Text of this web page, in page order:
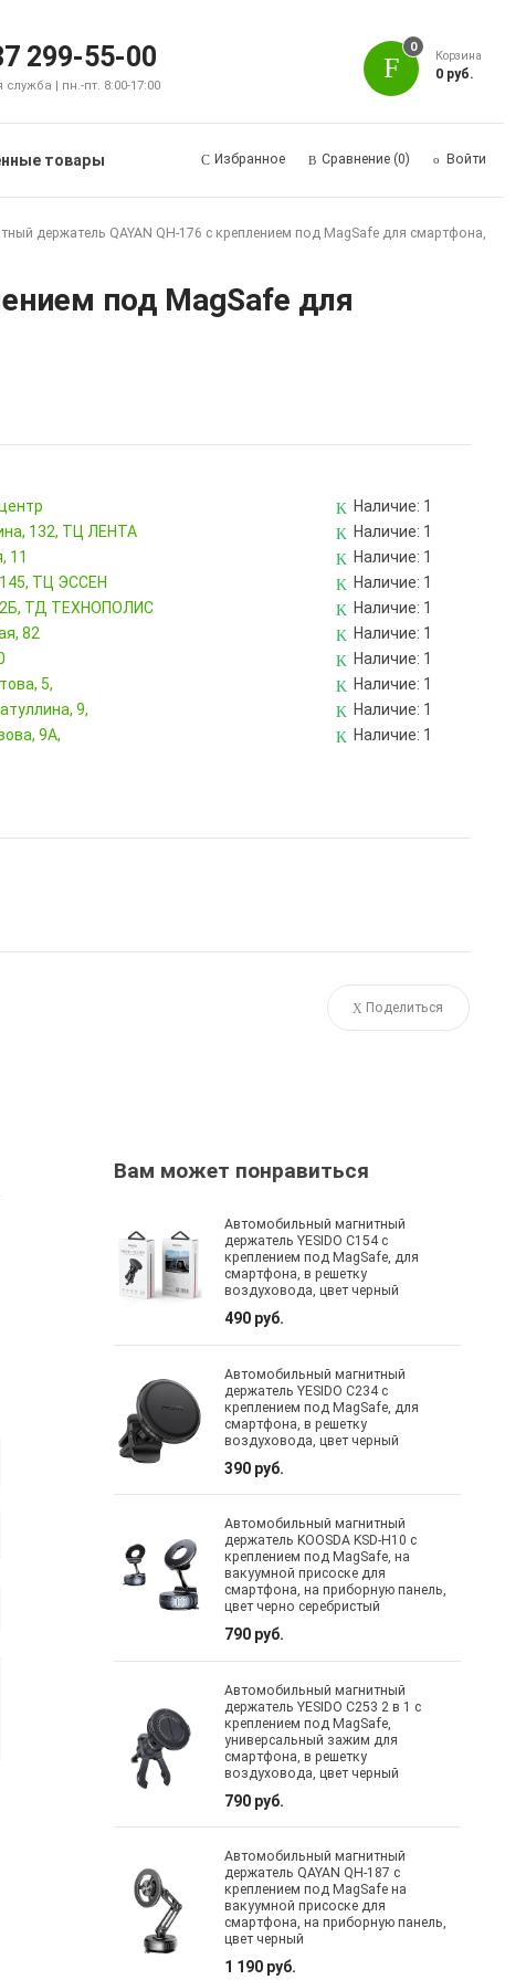
299-55-00
служба | пн.-пт. 8:00-17:00
0
Корзина
0 руб.
товары Избранное Сравнение (0) Войти
держатель QAYAN QH-176 с креплением под MagSafe для смартфона,
под MagSafe для
Наличие: 1
132, ТЦ ЛЕНТА
Наличие: 1
11
Наличие: 1
ТЦ ЭССЕН
Наличие: 1
2Б, ТД ТЕХНОПОЛИС
Наличие: 1
82
Наличие: 1
Наличие: 1
5,
Наличие: 1
9,
Наличие: 1
9А,
Наличие: 1
Поделиться
Вам может понравиться
Автомобильный магнитный
держатель YESIDO C154 с
креплением под MagSafe, для
смартфона, в решетку
воздуховода, цвет черный
490 руб.
Автомобильный магнитный
держатель YESIDO C234 с
креплением под MagSafe, для
смартфона, в решетку
воздуховода, цвет черный
390 руб.
Автомобильный магнитный
держатель KOOSDA KSD-H10 с
креплением под MagSafe, на
вакуумной присоске для
смартфона, на приборную панель,
цвет черно серебристый
790 руб.
Автомобильный магнитный
держатель YESIDO C253 2 в 1 с
креплением под MagSafe,
универсальный зажим для
смартфона, в решетку
воздуховода, цвет черный
790 руб.
Автомобильный магнитный
держатель QAYAN QH-187 с
креплением под MagSafe на
вакуумной присоске для
смартфона, на приборную панель,
цвет черный
1 190 руб.